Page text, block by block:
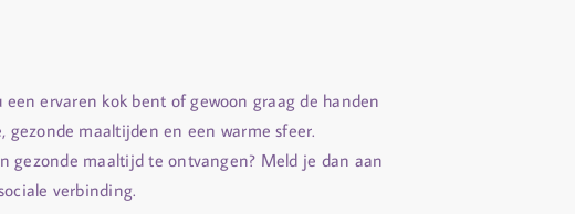
ervaren kok bent of gewoon graag de handen
gezonde maaltijden en een warme sfeer.
gezonde maaltijd te ontvangen? Meld je dan aan
verbinding.